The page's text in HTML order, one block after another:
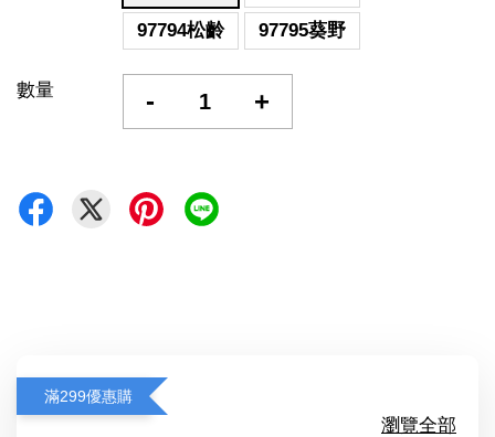
97794松齡
97795葵野
數量 - +
滿299優惠購
瀏覽全部